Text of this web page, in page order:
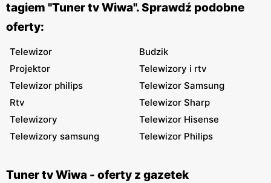
tagiem "Tuner tv Wiwa". Sprawdź podobne
oferty:
Telewizor
Budzik
Projektor
Telewizory i rtv
Telewizor philips
Telewizor Samsung
Rtv
Telewizor Sharp
Telewizory
Telewizor Hisense
Telewizory samsung
Telewizor Philips
Tuner tv Wiwa - oferty z gazetek